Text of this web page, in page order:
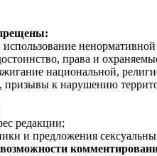
права и
национальной,
призывы к нарушению
редакции;
и предложения